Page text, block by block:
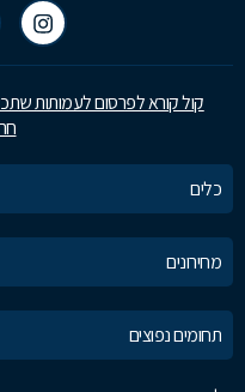
קול קורא לפרסום לעמותות
כלים
מחירונים
תחומים נפוצים